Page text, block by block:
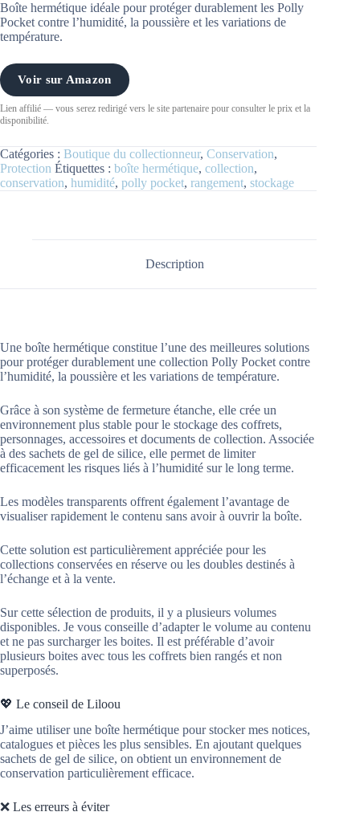
Boîte hermétique idéale pour protéger durablement les Polly
Pocket contre l’humidité, la poussière et les variations de
température.
Voir sur Amazon
Lien affilié — vous serez redirigé vers le site partenaire pour consulter le prix et la
disponibilité.
Catégories : Boutique du collectionneur, Conservation,
Protection Étiquettes : boîte hermétique, collection,
conservation, humidité, polly pocket, rangement, stockage
Description
Une boîte hermétique constitue l’une des meilleures solutions
pour protéger durablement une collection Polly Pocket contre
l’humidité, la poussière et les variations de température.
Grâce à son système de fermeture étanche, elle crée un
environnement plus stable pour le stockage des coffrets,
personnages, accessoires et documents de collection. Associée
à des sachets de gel de silice, elle permet de limiter
efficacement les risques liés à l’humidité sur le long terme.
Les modèles transparents offrent également l’avantage de
visualiser rapidement le contenu sans avoir à ouvrir la boîte.
Cette solution est particulièrement appréciée pour les
collections conservées en réserve ou les doubles destinés à
l’échange et à la vente.
Sur cette sélection de produits, il y a plusieurs volumes
disponibles. Je vous conseille d’adapter le volume au contenu
et ne pas surcharger les boites. Il est préférable d’avoir
plusieurs boites avec tous les coffrets bien rangés et non
superposés.
💖 Le conseil de Liloou
J’aime utiliser une boîte hermétique pour stocker mes notices,
catalogues et pièces les plus sensibles. En ajoutant quelques
sachets de gel de silice, on obtient un environnement de
conservation particulièrement efficace.
❌ Les erreurs à éviter